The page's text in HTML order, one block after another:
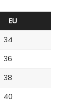
EU
34
36
38
40